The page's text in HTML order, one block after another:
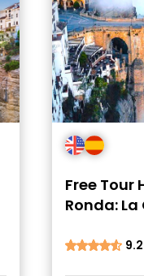
Free Tour
Ronda:
9.2